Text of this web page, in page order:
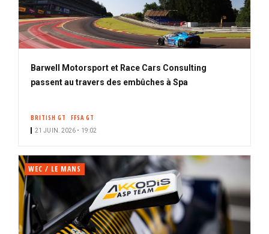
Barwell Motorsport et Race Cars Consulting
passent au travers des embûches à Spa
BRITISH GT FFSA GT
21 JUIN. 2026 • 19:02
WEC / LE MANS